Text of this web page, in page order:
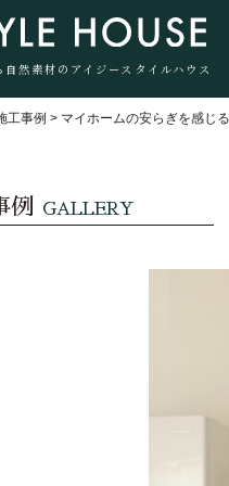
然素材のアイジースタイルハウス
工事例 > マイホームの安らぎを感じ
例 GALLERY